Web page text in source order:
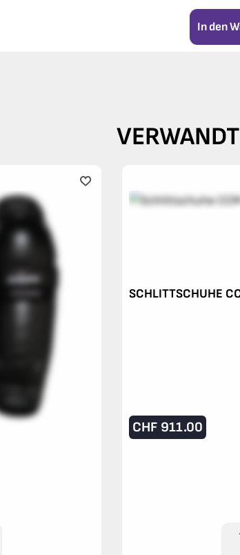
In den
SCHLITTSCHUHE
CHF 911.00